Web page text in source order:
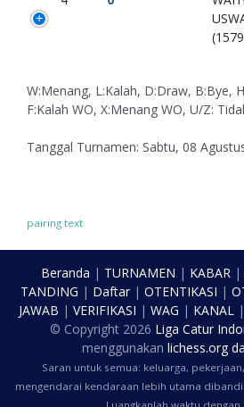
W:Menang, L:Kalah, D:Draw, B:Bye,
F:Kalah WO, X:Menang WO, U/Z:
Tanggal Turnamen: Sabtu, 08
pairing text
Beranda | TURNAMEN | KABAR|
TANDING | Daftar| OTENTIKASI |
JAWAB | VERIFIKASI | WAG | KANAL|
© Copyright 2026 Liga Catur
menggunakan lichess.org
Saran untuk semua: keluarga,
mengendarai kendaraan lebih utama